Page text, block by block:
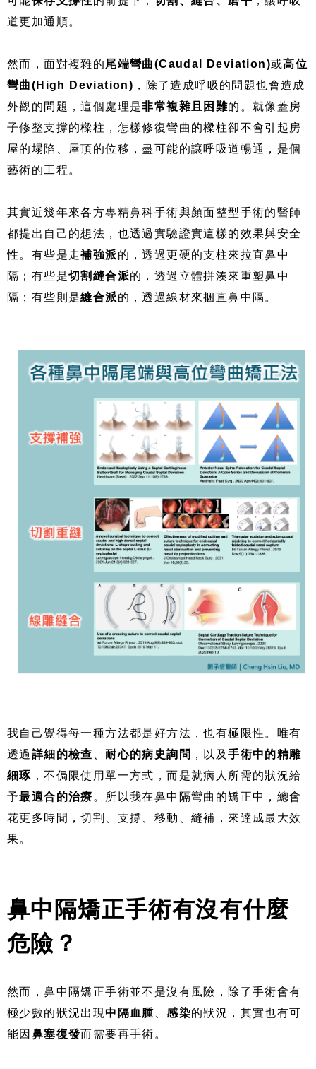
道更加通順。
然而，面對複雜的尾端彎曲(Caudal Deviation)或高位
彎曲(High Deviation) ，除了造成呼吸的問題也會造成
外觀的問題，這個處理是非常複雜且困難的。就像蓋房
子修整支撐的樑柱，怎樣修復彎曲的樑柱卻不會引起房
屋的塌陷、屋頂的位移，盡可能的讓呼吸道暢通，是個
藝術的工程。
其實近幾年來各方專精鼻科手術與顏面整型手術的醫師
都提出自己的想法，也透過實驗證實這樣的效果與安全
性。有些是走補強派的，透過更硬的支柱來拉直鼻中
隔；有些是切割縫合派的，透過立體拼湊來重塑鼻中
隔；有些則是縫合派的，透過線材來捆直鼻中隔。
我自己覺得每一種方法都是好方法，也有極限性。唯有
透過 詳細的檢查 、耐心的病史詢問 ，以及手術中的精雕
細琢 ，不侷限使用單一方式，而是就病人所需的狀況給
予最適合的治療 。所以我在鼻中隔彎曲的矯正中，總會
花更多時間，切割、支撐、移動、縫補，來達成最大效
果。
鼻中隔矯正手術有沒有什麼
危險？
然而，鼻中隔矯正手術並不是沒有風險，除了手術會有
極少數的狀況出現中隔血腫 、感染的狀況，其實也有可
能因 鼻塞復發而需要再手術。